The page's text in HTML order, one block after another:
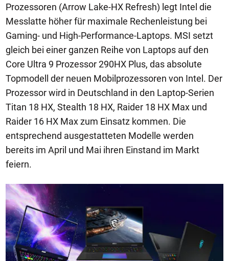
Prozessoren (Arrow Lake-HX Refresh) legt Intel die
Messlatte höher für maximale Rechenleistung bei
Gaming- und High-Performance-Laptops. MSI setzt
gleich bei einer ganzen Reihe von Laptops auf den
Core Ultra 9 Prozessor 290HX Plus, das absolute
Topmodell der neuen Mobilprozessoren von Intel. Der
Prozessor wird in Deutschland in den Laptop-Serien
Titan 18 HX, Stealth 18 HX, Raider 18 HX Max und
Raider 16 HX Max zum Einsatz kommen. Die
entsprechend ausgestatteten Modelle werden
bereits im April und Mai ihren Einstand im Markt
feiern.